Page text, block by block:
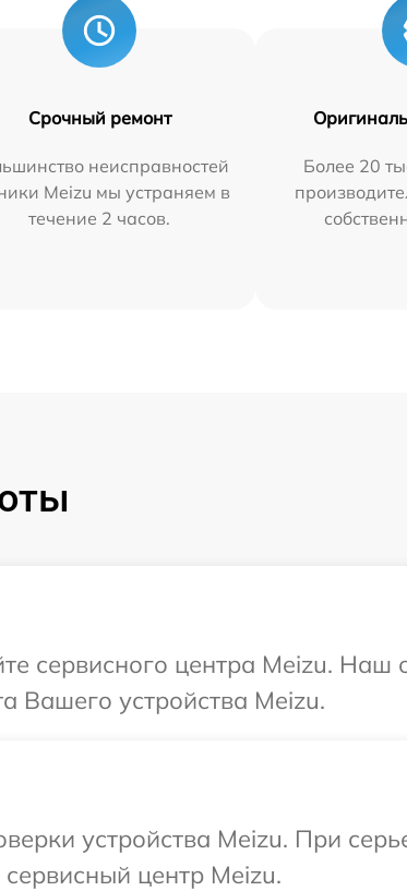
Срочный ремонт
неисправностей
Meizu мы устраняем в
течение 2 часов.
Более 20
сервисного центра Meizu. Наш
Вашего устройства Meizu.
устройства Meizu. При
центр Meizu.